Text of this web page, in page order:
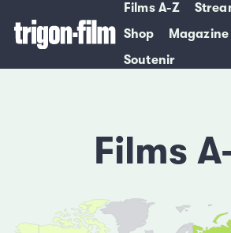
Films A-Z
Shop
Magazine
Soutenir
Films